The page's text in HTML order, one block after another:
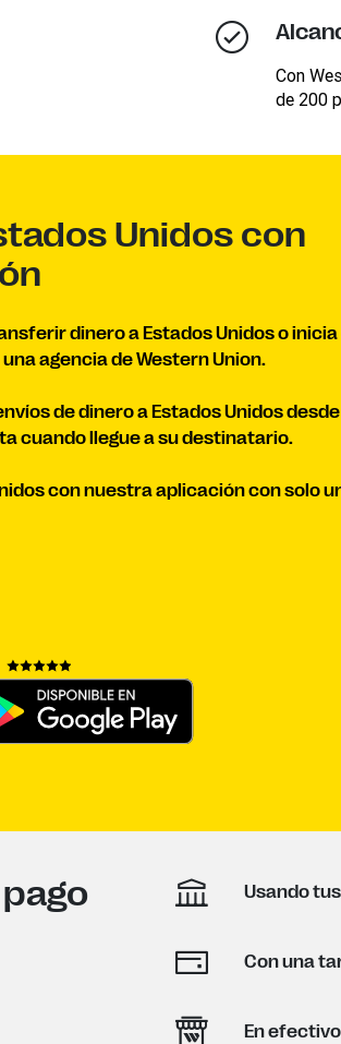
Con
de 200
Unidos con
dinero a Estados Unidos o inicia
agencia de Western Union.
de dinero a Estados Unidos desde
cuando llegue a su destinatario.
con nuestra aplicación con solo
Usando
Con una
En